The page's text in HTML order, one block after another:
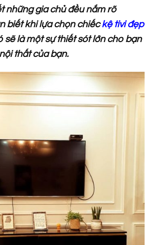
những gia chủ đều nắm rõ
biết khi lựa chọn chiếckệ tivi đẹp
sẽ là một sự thiết sót lớn cho bạn
thất của bạn.